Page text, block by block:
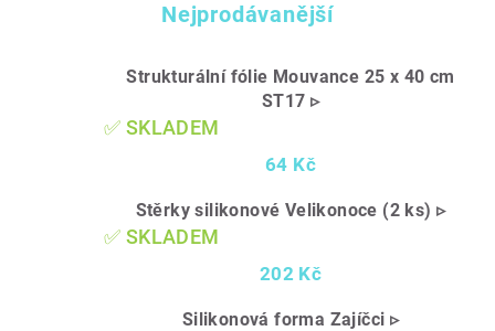
Nejprodávanější
Strukturální fólie Mouvance 25 x 40 cm
ST17 ▹
✅ SKLADEM
64 Kč
Stěrky silikonové Velikonoce (2 ks) ▹
✅ SKLADEM
202 Kč
Silikonová forma Zajíčci ▹